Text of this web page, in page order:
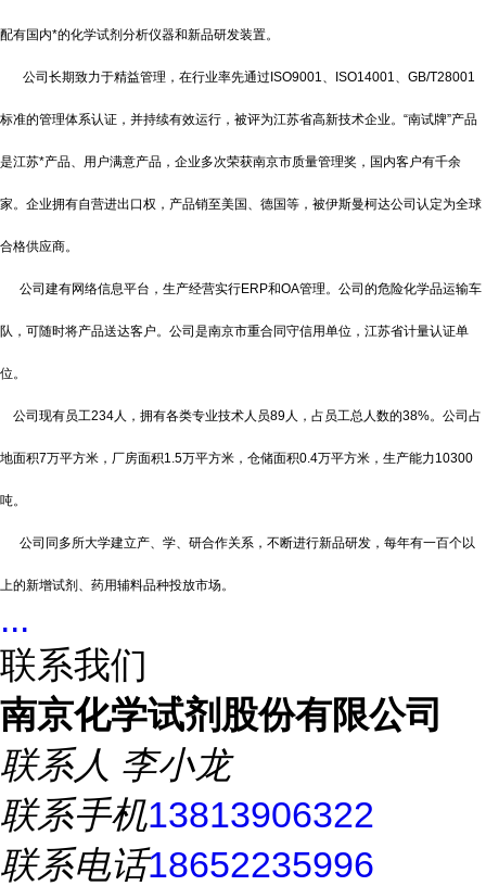
配有国内*的化学试剂分析仪器和新品研发装置。
公司长期致力于精益管理，在行业率先通过ISO9001、ISO14001、GB/T28001
标准的管理体系认证，并持续有效运行，被评为江苏省高新技术企业。“南试牌”产品
是江苏*产品、用户满意产品，企业多次荣获南京市质量管理奖，国内客户有千余
家。企业拥有自营进出口权，产品销至美国、德国等，被伊斯曼柯达公司认定为全球
合格供应商。
公司建有网络信息平台，生产经营实行ERP和OA管理。公司的危险化学品运输车
队，可随时将产品送达客户。公司是南京市重合同守信用单位，江苏省计量认证单
位。
公司现有员工234人，拥有各类专业技术人员89人，占员工总人数的38%。公司占
地面积7万平方米，厂房面积1.5万平方米，仓储面积0.4万平方米，生产能力10300
吨。
公司同多所大学建立产、学、研合作关系，不断进行新品研发，每年有一百个以
上的新增试剂、药用辅料品种投放市场。
...
联系我们
南京化学试剂股份有限公司
联系人 李小龙
联系手机13813906322
联系电话18652235996